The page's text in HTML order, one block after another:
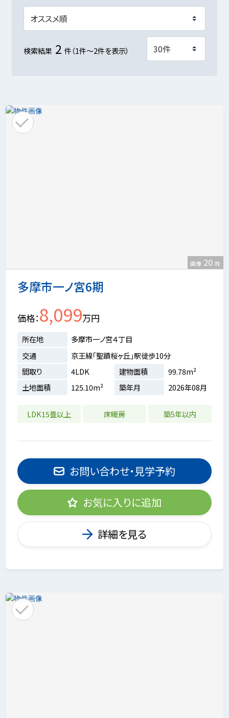
検索結果 2 件（1件～2件を表示）
多摩市一ノ宮6期
画像 20 枚
価格 8,099万円
所在地
多摩市一ノ宮４丁目
交通
京王線「聖蹟桜ヶ丘」駅徒歩10分
間取り
4LDK 建物面積
99.78m²
土地面積
125.10m² 築年月 2026年08月
LDK15畳以上 床暖房 築5年以内
お問い合わせ・見学予約
お気に入りに追加
詳細を見る